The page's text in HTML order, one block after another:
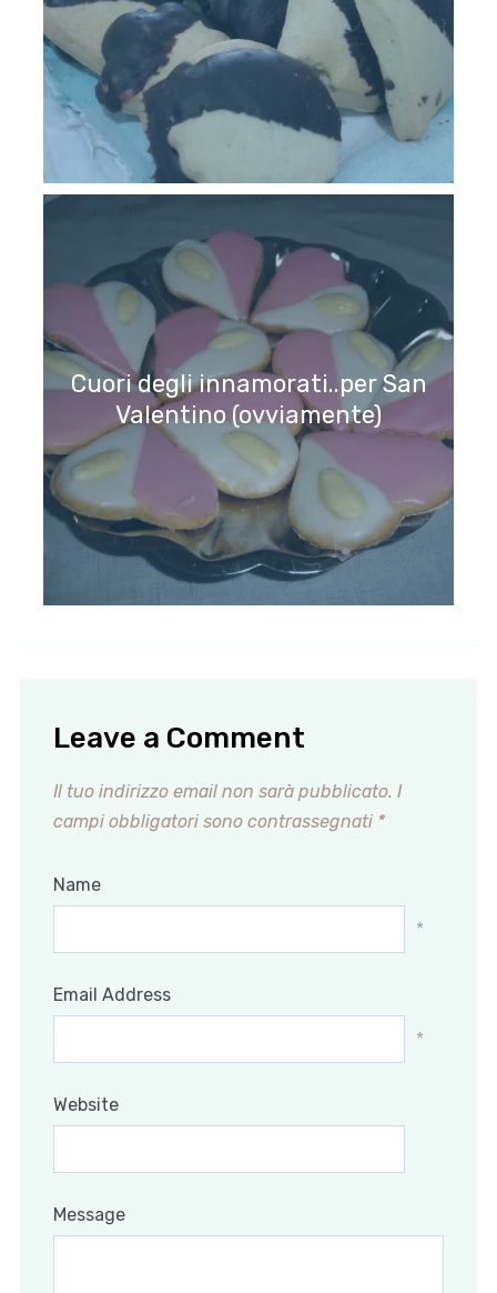
Cuori degli innamorati..per San
Valentino (ovviamente)
Leave a Comment
Il tuo indirizzo email non sarà pubblicato. I
campi obbligatori sono contrassegnati *
Name
*
Email Address
*
Website
Message